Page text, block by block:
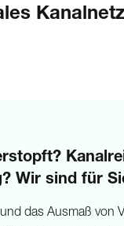
Kanalnetz
Wir sind für
das Ausmaß von